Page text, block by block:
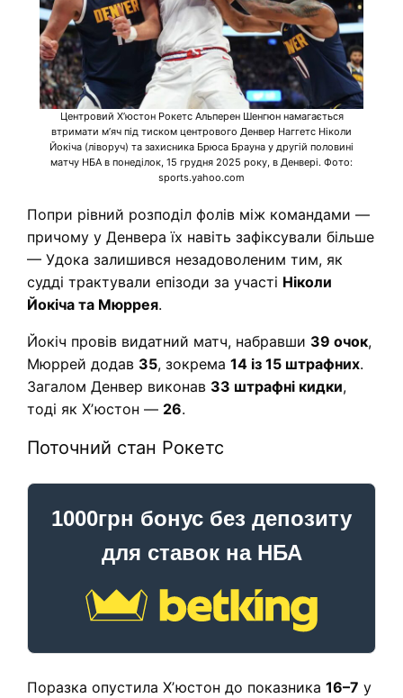
Центровий Хʼюстон Рокетс Альперен Шенгюн намагається
втримати м’яч під тиском центрового Денвер Наггетс Ніколи
Йокіча (ліворуч) та захисника Брюса Брауна у другій половині
матчу НБА в понеділок, 15 грудня 2025 року, в Денвері. Фото:
sports.yahoo.com
Попри рівний розподіл фолів між командами —
причому у Денвера їх навіть зафіксували більше
— Удока залишився незадоволеним тим, як
судді трактували епізоди за участі Ніколи
Йокіча та Мюррея.
Йокіч провів видатний матч, набравши 39 очок,
Мюррей додав 35, зокрема 14 із 15 штрафних.
Загалом Денвер виконав 33 штрафні кидки,
тоді як Хʼюстон — 26.
Поточний стан Рокетс
1000грн бонус без депозиту
для ставок на НБА
Поразка опустила Хʼюстон до показника 16–7 у